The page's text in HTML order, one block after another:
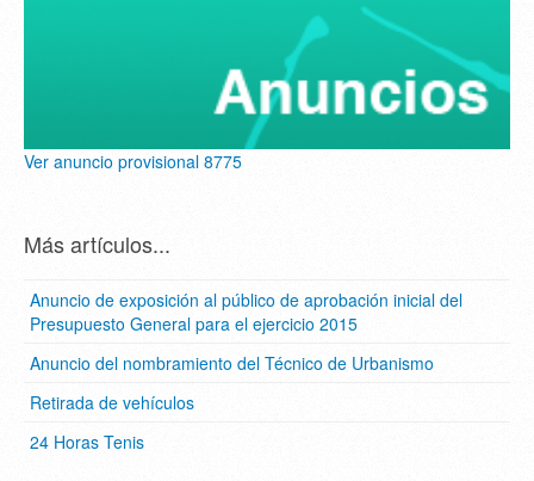
Ver anuncio provisional 8775
Más artículos...
Anuncio de exposición al público de aprobación inicial del
Presupuesto General para el ejercicio 2015
Anuncio del nombramiento del Técnico de Urbanismo
Retirada de vehículos
24 Horas Tenis